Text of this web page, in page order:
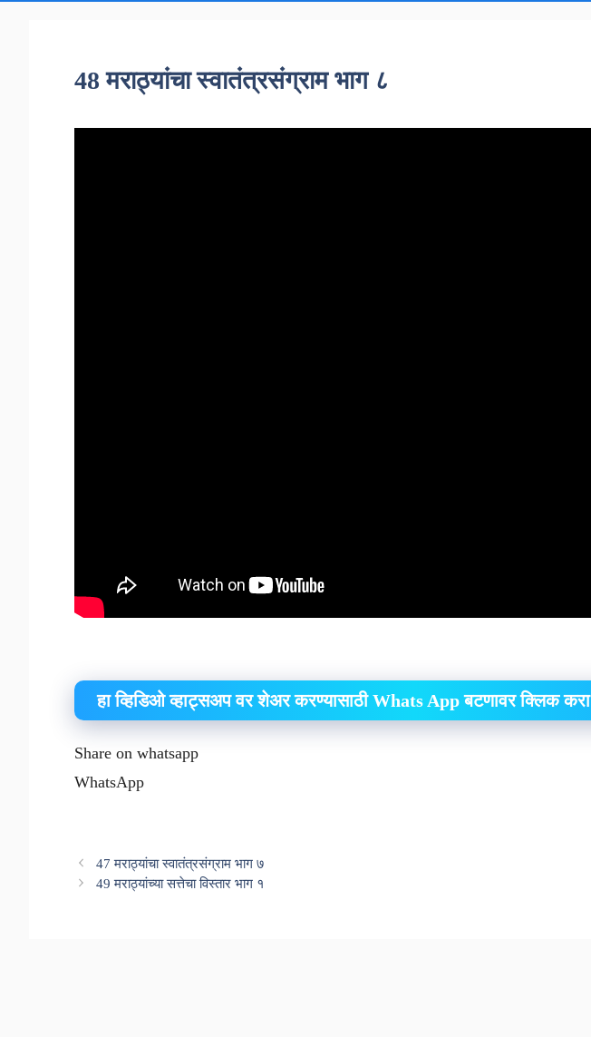
48 मराठ्यांचा स्वातंत्रसंग्राम भाग ८
हा व्हिडिओ व्हाट्सअप वर शेअर करण्यासाठी Whats App बटणावर क्लिक करा
Share on whatsapp
WhatsApp
47 मराठ्यांचा स्वातंत्रसंग्राम भाग ७
49 मराठ्यांच्या सत्तेचा विस्तार भाग १